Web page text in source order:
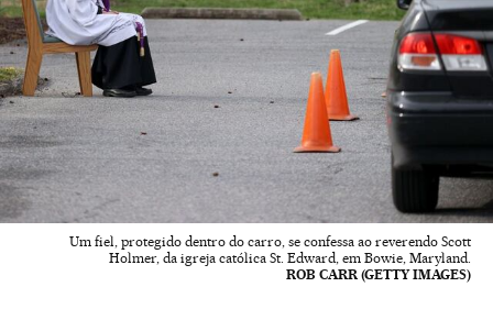
Um fiel, protegido dentro do carro, se confessa ao reverendo Scott
Holmer, da igreja católica St. Edward, em Bowie, Maryland.
ROB CARR (GETTY IMAGES)